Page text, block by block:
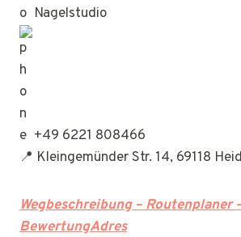
Nagelstudio
+49 6221 808466
📍 Kleingemünder Str. 14, 69118
Wegbeschreibung – Routenplaner
BewertungAdres